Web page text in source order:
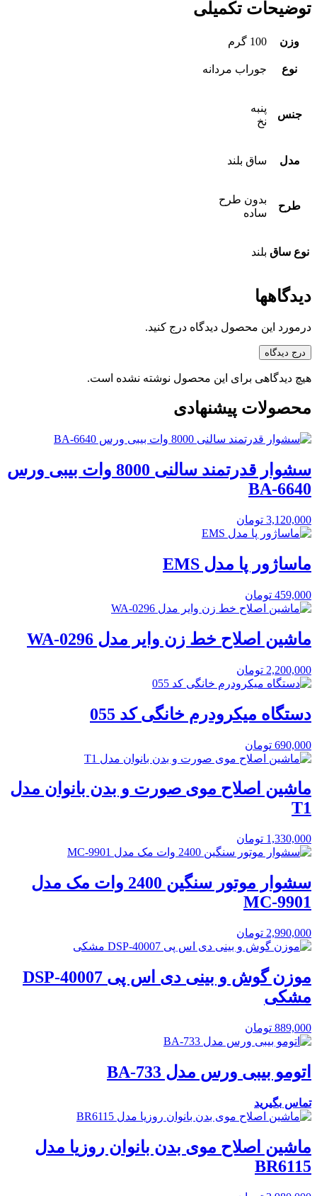
توضیحات تکمیلی
وزن 100 گرم
نوع جوراب مردانه
جنس
پنبه
نخ
مدل ساق بلند
طرح
بدون طرح
ساده
نوع ساق بلند
دیدگاهها
درمورد این محصول دیدگاه درج کنید.
درج دیدگاه
هیچ دیدگاهی برای این محصول نوشته نشده است.
محصولات پیشنهادی
سشوار قدرتمند سالنی 8000 وات بیبی ورس
BA-6640
3,120,000 تومان
ماساژور پا مدل EMS
459,000 تومان
ماشین اصلاح خط زن وایر مدل WA-0296
2,200,000 تومان
دستگاه میکرودرم خانگی کد 055
690,000 تومان
ماشین اصلاح موی صورت و بدن بانوان مدل
T1
1,330,000 تومان
سشوار موتور سنگین 2400 وات مک مدل
MC-9901
2,990,000 تومان
موزن گوش و بینی دی اس پی DSP-40007
مشکی
889,000 تومان
اتومو بیبی ورس مدل BA-733
تماس بگیرید
ماشین اصلاح موی بدن بانوان روزیا مدل
BR6115